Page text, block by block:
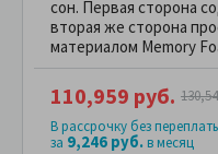
сон. Первая сторона
вторая же сторона
материалом Memory
110,959 руб.
В рассрочку без
за 9,246 руб.в месяц